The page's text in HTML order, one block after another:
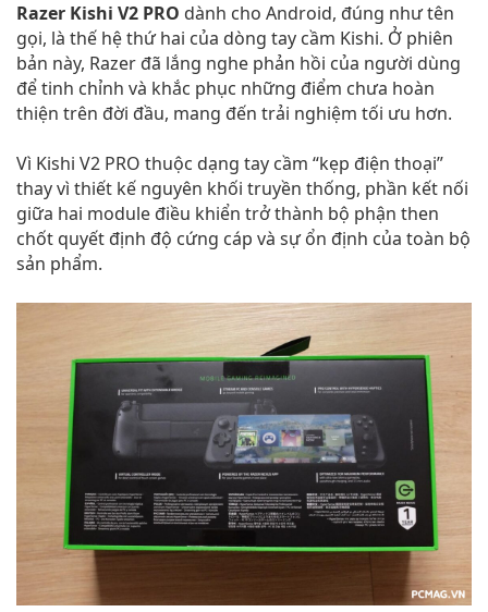
Razer Kishi V2 PRO dành cho Android, đúng như tên
gọi, là thế hệ thứ hai của dòng tay cầm Kishi. Ở phiên
bản này, Razer đã lắng nghe phản hồi của người dùng
để tinh chỉnh và khắc phục những điểm chưa hoàn
thiện trên đời đầu, mang đến trải nghiệm tối ưu hơn.
Vì Kishi V2 PRO thuộc dạng tay cầm “kẹp điện thoại”
thay vì thiết kế nguyên khối truyền thống, phần kết nối
giữa hai module điều khiển trở thành bộ phận then
chốt quyết định độ cứng cáp và sự ổn định của toàn bộ
sản phẩm.